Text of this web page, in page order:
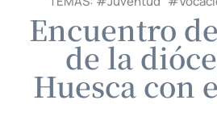
Encuentro
de la
Huesca con